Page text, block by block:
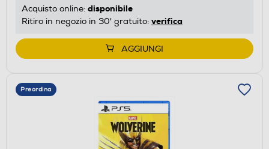
Acquisto online: disponibile
Ritiro in negozio in 30' gratuito: verifica
AGGIUNGI
Preordina